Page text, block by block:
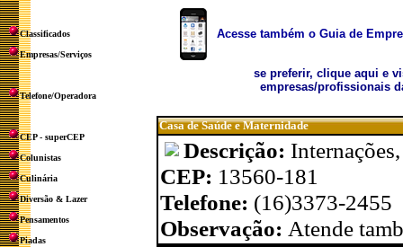
Classificados
Empresas/Serviços
Telefone/Operadora
CEP - superCEP
Colunistas
Culinária
Diversão & Lazer
Pensamentos
Piadas
Acesse também o Guia de
se preferir, clique aqui e
empresas/profissionais
Casa de Saúde e Maternidade
Descrição:
CEP: 13560-181
Telefone: (16)3373-2455
Observação: Atende